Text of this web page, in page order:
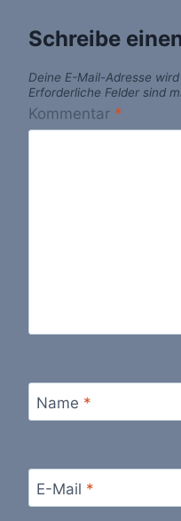
Schreibe
Deine E-Mail-Adresse
Erforderliche Felder sind
Kommentar *
Name *
E-Mail *